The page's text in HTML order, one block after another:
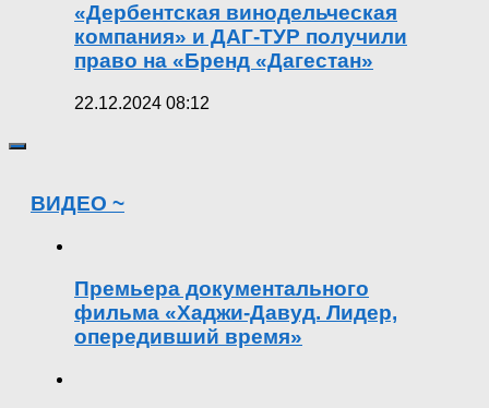
«Дербентская винодельческая
компания» и ДАГ-ТУР получили
право на «Бренд «Дагестан»
22.12.2024 08:12
ВИДЕО ~
Премьера документального
фильма «Хаджи-Давуд. Лидер,
опередивший время»